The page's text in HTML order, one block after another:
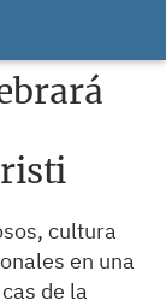
cultura
en una
de la